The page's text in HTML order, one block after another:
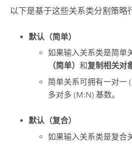
以下是基于这些关系类分割策略
默认（简单）
如果输入关系类是简单
（简单）和复制相关对
简单关系可拥有一对一
多对多 (M:N) 基数。
默认（复合）
如果输入关系类是复合